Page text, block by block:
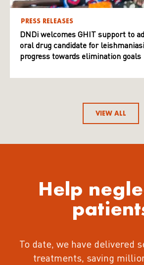
PRESS RELEASES
DNDi welcomes GHIT support to
oral drug candidate for
progress towards elimination goals
VIEW ALL
Help
To date, we have delivered
treatments, saving